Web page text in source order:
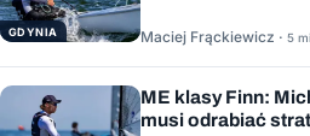
GDYNIA Maciej Frąckiewicz · 5
ME klasy Finn:
musi odrabiać